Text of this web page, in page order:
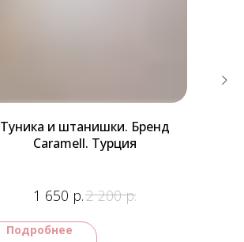
Туника и штанишки. Бренд
Caramell. Турция
1 650 р.2 200 р.
Подробнее